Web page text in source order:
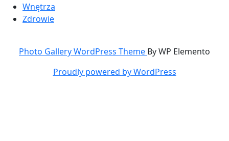
Wnętrza
Zdrowie
Photo Gallery WordPress Theme By WP Elemento
Proudly powered by WordPress